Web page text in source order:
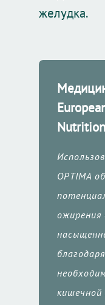
желудка.
OPTIMA
ожирения